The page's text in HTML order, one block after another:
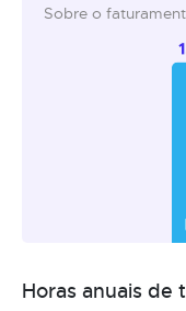
Sobre o
Horas anuais